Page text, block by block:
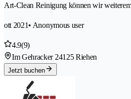
Art-Clean Reinigung können wir
ott 2021• Anonymous user
4.9(9)
Im Gehracker 24125 Riehen
Jetzt buchen